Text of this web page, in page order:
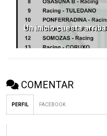
Un inicio cuesta arriba
COMENTAR
PERFIL FACEBOOK